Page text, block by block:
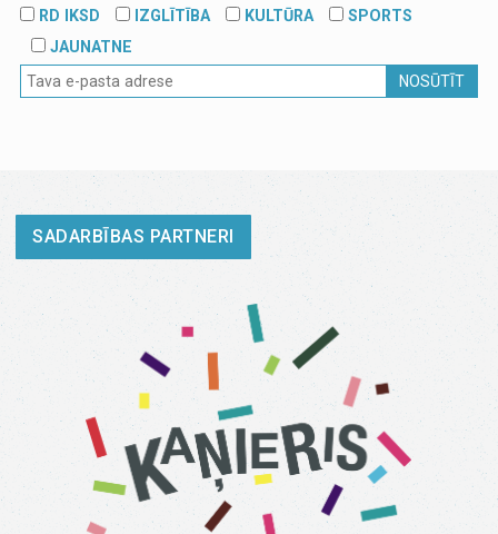
RD IKSD IZGLĪTĪBA KULTŪRA
SPORTS
JAUNATNE
NOSŪTĪT
SADARBĪBAS PARTNERI